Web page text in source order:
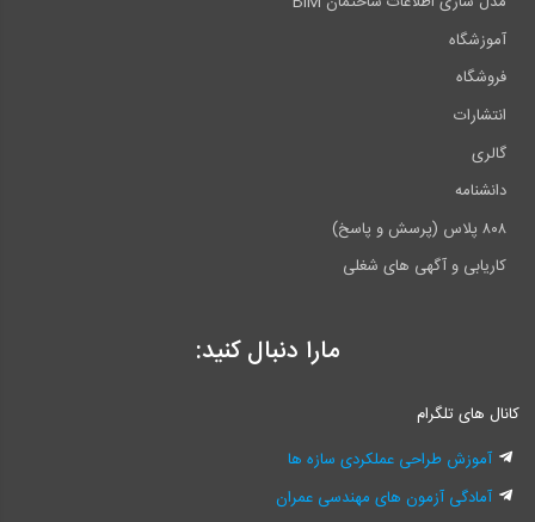
آموزشگاه
فروشگاه
انتشارات
گالری
دانشنامه
۸۰۸ پلاس (پرسش و پاسخ)
کاریابی و آگهی های شغلی
مارا دنبال کنید:
کانال های تلگرام
آموزش طراحی عملکردی سازه ها
آمادگی آزمون های مهندسی عمران